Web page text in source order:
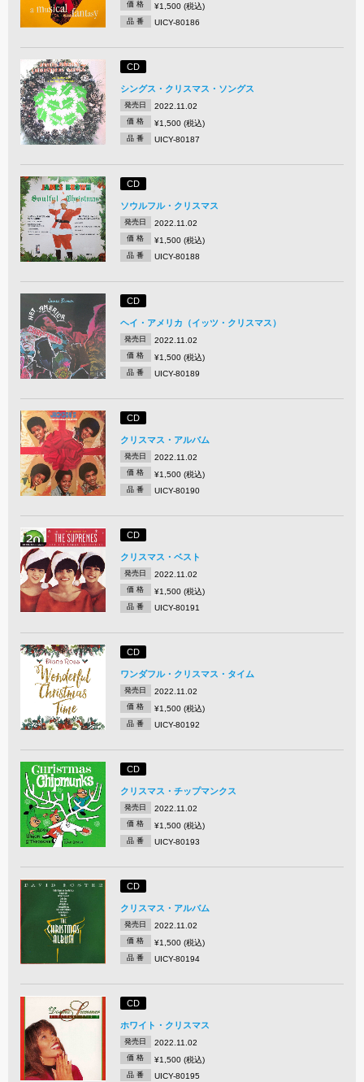
価 格 ¥1,500 (税込)
品 番 UICY-80186
CD
シングス・クリスマス・ソングス
発売日 2022.11.02
価 格 ¥1,500 (税込)
品 番 UICY-80187
CD
ソウルフル・クリスマス
発売日 2022.11.02
価 格 ¥1,500 (税込)
品 番 UICY-80188
CD
ヘイ・アメリカ（イッツ・クリスマス）
発売日 2022.11.02
価 格 ¥1,500 (税込)
品 番 UICY-80189
CD
クリスマス・アルバム
発売日 2022.11.02
価 格 ¥1,500 (税込)
品 番 UICY-80190
CD
クリスマス・ベスト
発売日 2022.11.02
価 格 ¥1,500 (税込)
品 番 UICY-80191
CD
ワンダフル・クリスマス・タイム
発売日 2022.11.02
価 格 ¥1,500 (税込)
品 番 UICY-80192
CD
クリスマス・チップマンクス
発売日 2022.11.02
価 格 ¥1,500 (税込)
品 番 UICY-80193
CD
クリスマス・アルバム
発売日 2022.11.02
価 格 ¥1,500 (税込)
品 番 UICY-80194
CD
ホワイト・クリスマス
発売日 2022.11.02
価 格 ¥1,500 (税込)
品 番 UICY-80195